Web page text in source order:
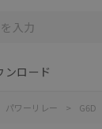
ンロード
パワーリレー > G6D